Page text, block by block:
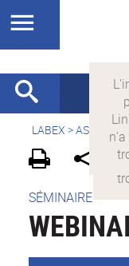
LABEX >ASLAN >
SÉMINAIRE